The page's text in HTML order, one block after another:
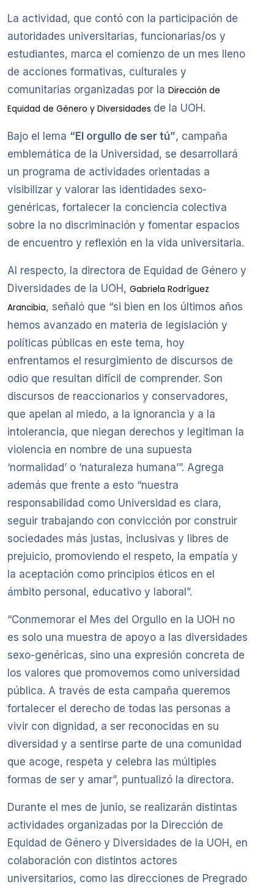
La actividad, que contó con la participación de
autoridades universitarias, funcionarias/os y
estudiantes, marca el comienzo de un mes lleno
de acciones formativas, culturales y
comunitarias organizadas por la Dirección de
Equidad de Género y Diversidades de la UOH.
Bajo el lema “El orgullo de ser tú”, campaña
emblemática de la Universidad, se desarrollará
un programa de actividades orientadas a
visibilizar y valorar las identidades sexo-
genéricas, fortalecer la conciencia colectiva
sobre la no discriminación y fomentar espacios
de encuentro y reflexión en la vida universitaria.
Al respecto, la directora de Equidad de Género y
Diversidades de la UOH, Gabriela Rodríguez
Arancibia, señaló que “si bien en los últimos años
hemos avanzado en materia de legislación y
políticas públicas en este tema, hoy
enfrentamos el resurgimiento de discursos de
odio que resultan difícil de comprender. Son
discursos de reaccionarios y conservadores,
que apelan al miedo, a la ignorancia y a la
intolerancia, que niegan derechos y legitiman la
violencia en nombre de una supuesta
‘normalidad’ o ‘naturaleza humana’”. Agrega
además que frente a esto “nuestra
responsabilidad como Universidad es clara,
seguir trabajando con convicción por construir
sociedades más justas, inclusivas y libres de
prejuicio, promoviendo el respeto, la empatía y
la aceptación como principios éticos en el
ámbito personal, educativo y laboral”.
“Conmemorar el Mes del Orgullo en la UOH no
es solo una muestra de apoyo a las diversidades
sexo-genéricas, sino una expresión concreta de
los valores que promovemos como universidad
pública. A través de esta campaña queremos
fortalecer el derecho de todas las personas a
vivir con dignidad, a ser reconocidas en su
diversidad y a sentirse parte de una comunidad
que acoge, respeta y celebra las múltiples
formas de ser y amar”, puntualizó la directora.
Durante el mes de junio, se realizarán distintas
actividades organizadas por la Dirección de
Equidad de Género y Diversidades de la UOH, en
colaboración con distintos actores
universitarios, como las direcciones de Pregrado